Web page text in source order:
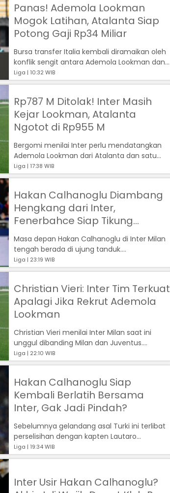
Panas! Ademola Lookman
Mogok Latihan, Atalanta Siap
Potong Gaji Rp34 Miliar
Bursa transfer Italia kembali diramaikan oleh
konflik sengit antara Ademola Lookman dan
Atalanta....
Liga | 10:32 WIB
Rp787 M Ditolak! Inter Masih
Kejar Lookman, Atalanta
Ngotot di Rp955 M
Bergomi menilai Inter perlu mendatangkan
Ademola Lookman dari Atalanta dan satu
gelandang fisik seperti Morten Frendrup...
Liga | 17:38 WIB
Hakan Calhanoglu Diambang
Hengkang dari Inter,
Fenerbahce Siap Tikung
Galatasaray
Masa depan Hakan Calhanoglu di Inter Milan
tengah berada di ujung tanduk....
Liga | 23:19 WIB
Christian Vieri: Inter Tim Terkuat
Apalagi Jika Rekrut Ademola
Lookman
Christian Vieri menilai Inter Milan saat ini
unggul dibanding Milan dan Juventus....
Liga | 22:10 WIB
Hakan Calhanoglu Siap
Kembali Berlatih Bersama
Inter, Gak Jadi Pindah?
Sebelumnya gelandang asal Turki ini terlibat
perselisihan dengan kapten Lautaro
Martinez....
Liga | 19:34 WIB
Inter Usir Hakan Calhanoglu?